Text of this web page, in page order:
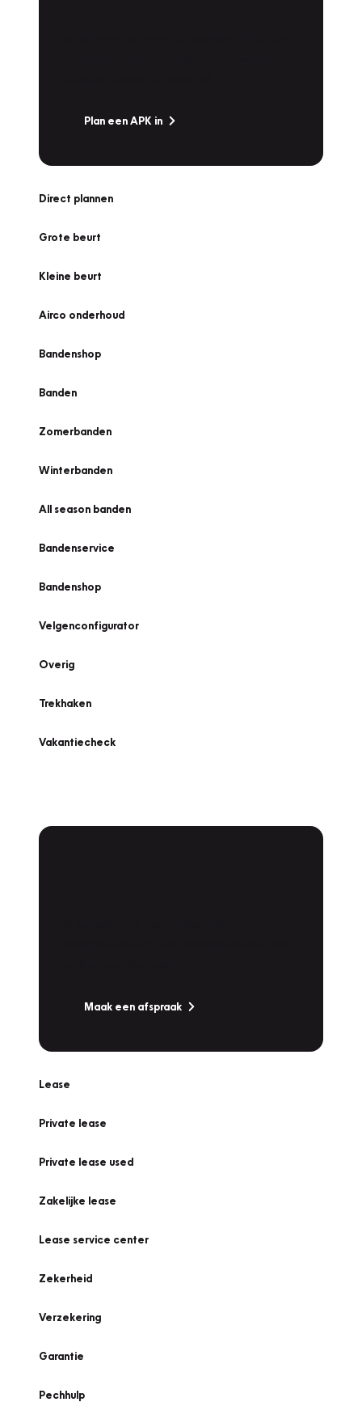
Plan een APK in
Direct plannen
Grote beurt
Kleine beurt
Airco onderhoud
Bandenshop
Banden
Zomerbanden
Winterbanden
All season banden
Bandenservice
Bandenshop
Velgenconfigurator
Overig
Trekhaken
Vakantiecheck
Maak een afspraak
Lease
Private lease
Private lease used
Zakelijke lease
Lease service center
Zekerheid
Verzekering
Garantie
Pechhulp